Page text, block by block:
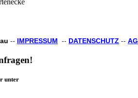
-- IMPRESSUM -- DATENSCHUTZ --
unter